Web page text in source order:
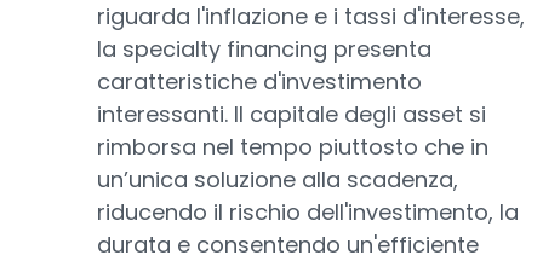
riguarda l'inflazione e i tassi d'interesse,
la specialty financing presenta
caratteristiche d'investimento
interessanti. Il capitale degli asset si
rimborsa nel tempo piuttosto che in
un’unica soluzione alla scadenza,
riducendo il rischio dell'investimento, la
durata e consentendo un'efficiente